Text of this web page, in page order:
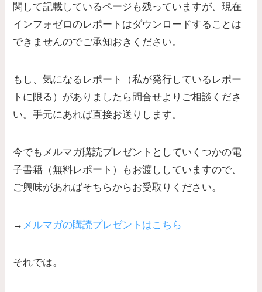
関して記載しているページも残っていますが、現在
インフォゼロのレポートはダウンロードすることは
できませんのでご承知おきください。
もし、気になるレポート（私が発行しているレポー
トに限る）がありましたら問合せよりご相談くださ
い。手元にあれば直接お送りします。
今でもメルマガ購読プレゼントとしていくつかの電
子書籍（無料レポート）もお渡ししていますので、
ご興味があればそちらからお受取りください。
→ メルマガの購読プレゼントはこちら
それでは。